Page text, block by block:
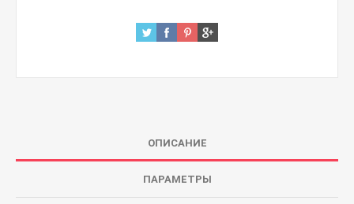
ОПИСАНИЕ
ПАРАМЕТРЫ